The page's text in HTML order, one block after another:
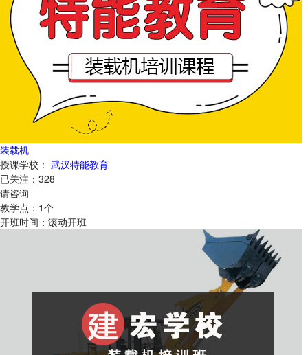
装载机
授课学校： 武汉特能教育
已关注： 328
请咨询
教学点： 1个
开班时间： 滚动开班